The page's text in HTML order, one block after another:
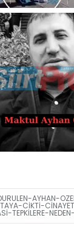
AYHAN-
CIKTI-
TEPKILERE-